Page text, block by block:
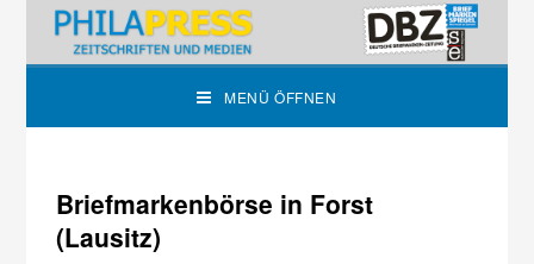
MENÜ ÖFFNEN
Briefmarkenbörse in Forst
(Lausitz)